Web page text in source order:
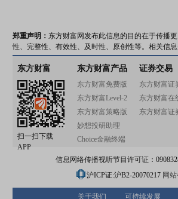
郑重声明： 东方财富网发布此信息的目的在于传播
性、完整性、有效性、及时性、原创性等。相关信
东方财富
扫一扫下载
APP
东方财富产品
东方财富免费版
东方财富Level-2
东方财富策略版
妙想投研助理
Choice金融终端
证券交易
东方财富证
东方财富在
东方财富证
信息网络传播视听节目许可证：
沪ICP证:沪B2-20070217 网
关于我们 可持续发展